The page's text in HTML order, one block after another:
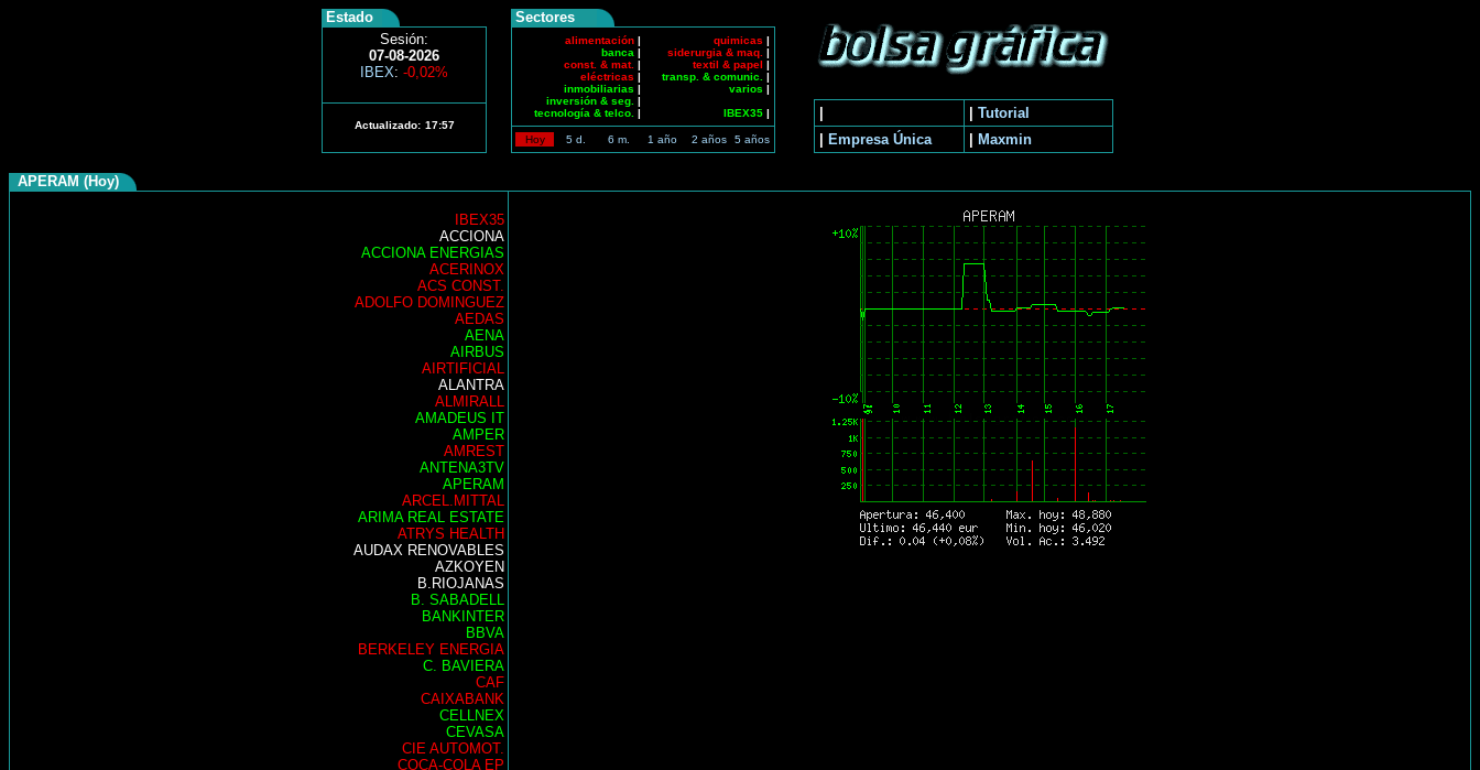
Estado
Sesión:
07-08-2026
IBEX: -0,02%
Actualizado: 17:57
Sectores
alimentación |
banca |
const. & mat. |
eléctricas |
inmobiliarias |
inversión & seg. |
tecnología & telco. |
quimicas |
siderurgia & maq. |
textil & papel |
transp. & comunic.
|
varios |
IBEX35 |
Hoy 5 d. 6 m. 1 año 2 años 5 años
Tutorial
Empresa Única Maxmin
APERAM (Hoy)
IBEX35
ACCIONA
ACCIONA ENERGIAS
ACERINOX
ACS CONST.
ADOLFO DOMINGUEZ
AEDAS
AENA
AIRBUS
AIRTIFICIAL
ALANTRA
ALMIRALL
AMADEUS IT
AMPER
AMREST
ANTENA3TV
APERAM
ARCEL.MITTAL
ARIMA REAL ESTATE
ATRYS HEALTH
AUDAX RENOVABLES
AZKOYEN
B.RIOJANAS
B. SABADELL
BANKINTER
BBVA
BERKELEY ENERGIA
C. BAVIERA
CAF
CAIXABANK
CELLNEX
CEVASA
CIE AUTOMOT.
COCA-COLA EP